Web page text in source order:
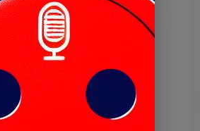
tiroir DERNIERE DMT du 25 06 2024
tiroir DMT du 11 06 2024